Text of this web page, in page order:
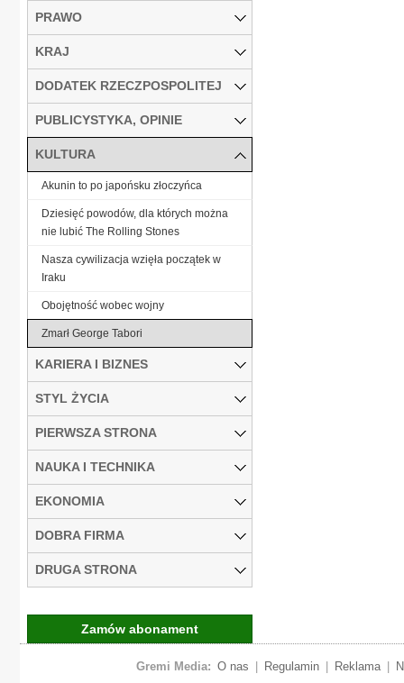
PRAWO
KRAJ
DODATEK RZECZPOSPOLITEJ
PUBLICYSTYKA, OPINIE
KULTURA
Akunin to po japońsku złoczyńca
Dziesięć powodów, dla których można
nie lubić The Rolling Stones
Nasza cywilizacja wzięła początek w
Iraku
Obojętność wobec wojny
Zmarł George Tabori
KARIERA I BIZNES
STYL ŻYCIA
PIERWSZA STRONA
NAUKA I TECHNIKA
EKONOMIA
DOBRA FIRMA
DRUGA STRONA
Zamów abonament
Gremi Media: O nas Regulamin Reklama